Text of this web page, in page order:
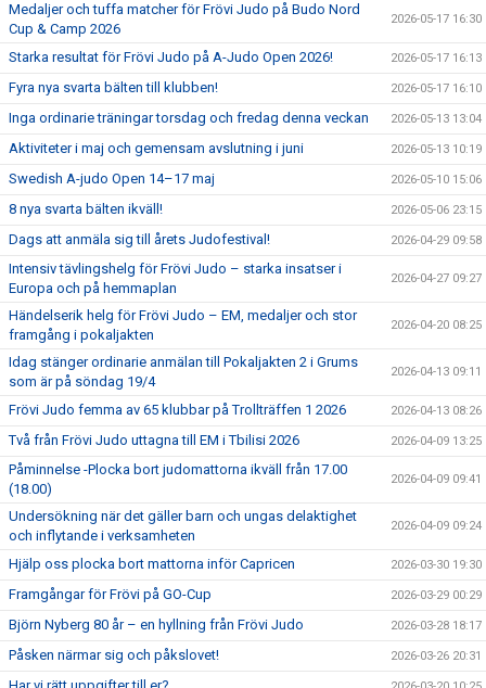
Medaljer och tuffa matcher för Frövi Judo på Budo Nord
Cup & Camp 2026
2026-05-17 16:30
Starka resultat för Frövi Judo på A-Judo Open 2026! 2026-05-17 16:13
Fyra nya svarta bälten till klubben! 2026-05-17 16:10
Inga ordinarie träningar torsdag och fredag denna veckan 2026-05-13 13:04
Aktiviteter i maj och gemensam avslutning i juni 2026-05-13 10:19
Swedish A-judo Open 14–17 maj 2026-05-10 15:06
8 nya svarta bälten ikväll! 2026-05-06 23:15
Dags att anmäla sig till årets Judofestival! 2026-04-29 09:58
Intensiv tävlingshelg för Frövi Judo – starka insatser i
Europa och på hemmaplan
2026-04-27 09:27
Händelserik helg för Frövi Judo – EM, medaljer och stor
framgång i pokaljakten
2026-04-20 08:25
Idag stänger ordinarie anmälan till Pokaljakten 2 i Grums
som är på söndag 19/4
2026-04-13 09:11
Frövi Judo femma av 65 klubbar på Trollträffen 1 2026 2026-04-13 08:26
Två från Frövi Judo uttagna till EM i Tbilisi 2026 2026-04-09 13:25
Påminnelse -Plocka bort judomattorna ikväll från 17.00
(18.00)
2026-04-09 09:41
Undersökning när det gäller barn och ungas delaktighet
och inflytande i verksamheten
2026-04-09 09:24
Hjälp oss plocka bort mattorna inför Capricen 2026-03-30 19:30
Framgångar för Frövi på GO-Cup 2026-03-29 00:29
Björn Nyberg 80 år – en hyllning från Frövi Judo 2026-03-28 18:17
Påsken närmar sig och påkslovet! 2026-03-26 20:31